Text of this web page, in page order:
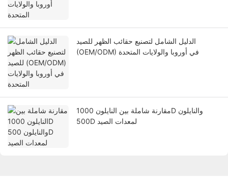
الدليل الشامل لتصنيع حقائب الظهر للصيد
(OEM/ODM) في أوروبا والولايات المتحدة
مقارنة شاملة بين النايلون 1000D والنايلون
500D لمعدات الصيد